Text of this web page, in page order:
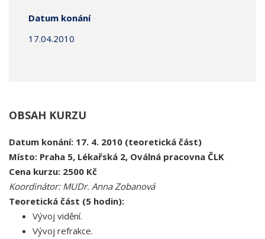
Datum konání
17.04.2010
OBSAH KURZU
Datum konání: 17. 4. 2010 (teoretická část)
Místo: Praha 5, Lékařská 2, Oválná pracovna ČLK
Cena kurzu: 2500 Kč
Koordinátor: MUDr. Anna Zobanová
Teoretická část (5 hodin):
Vývoj vidění.
Vývoj refrakce.